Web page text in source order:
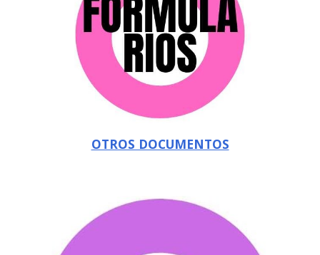
OTROS DOCUMENTOS